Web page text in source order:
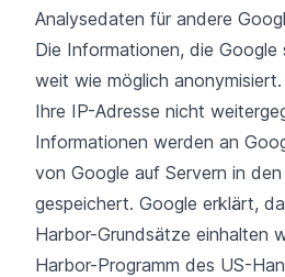
Analysedaten für andere
Die Informationen, die Google
weit wie möglich
Ihre IP-Adresse nicht
Informationen werden an
von Google auf Servern in
gespeichert. Google erklärt,
Harbor-Grundsätze einhalten
Harbor-Programm des US-